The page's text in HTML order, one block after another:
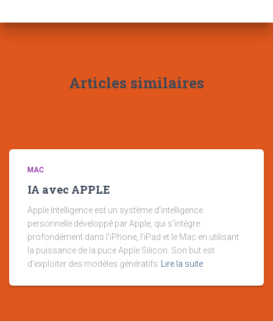
Articles similaires
MAC
IA avec APPLE
Apple Intelligence est un système d’intelligence
personnelle développé par Apple, qui s’intègre
profondément dans l’iPhone, l’iPad et le Mac en utilisant
la puissance de la puce Apple Silicon. Son but est
d’exploiter des modèles génératifs
Lire la suite